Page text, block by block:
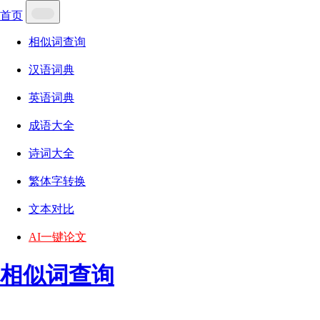
首页
相似词查询
汉语词典
英语词典
成语大全
诗词大全
繁体字转换
文本对比
AI一键论文
相似词查询